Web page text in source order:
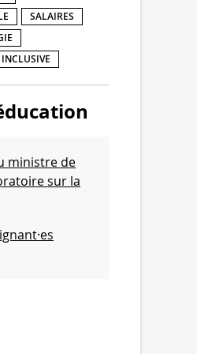
SALAIRES
ministre de
sur la